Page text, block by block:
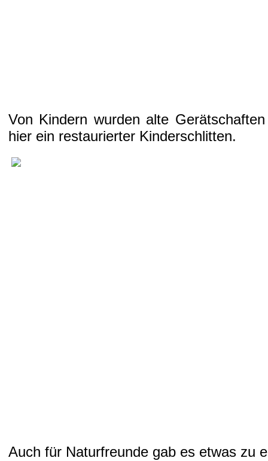
Von Kindern wurden alte
hier ein restaurierter Kinderschlitten.
Auch für Naturfreunde gab es etwas zu